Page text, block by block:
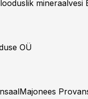
mineraalvesi
OÜ